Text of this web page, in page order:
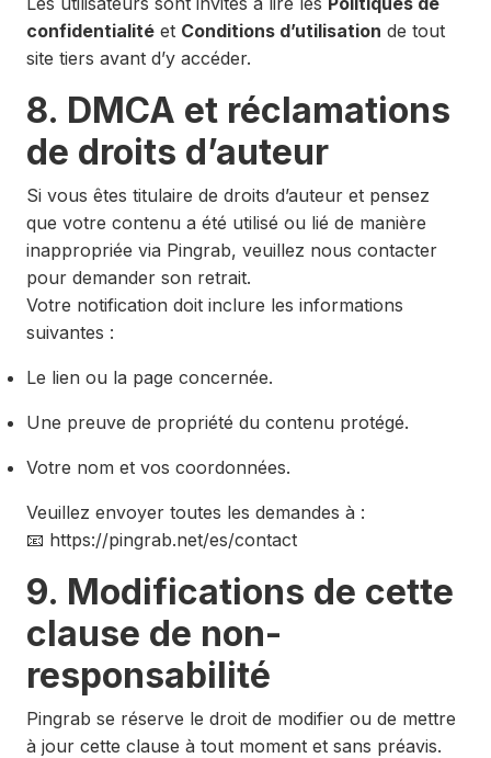
confidentialitéet Conditions d’utilisation de tout
site tiers avant d’y accéder.
8. DMCA et réclamations
de droits d’auteur
Si vous êtes titulaire de droits d’auteur et pensez
que votre contenu a été utilisé ou lié de manière
inappropriée via Pingrab, veuillez nous contacter
pour demander son retrait.
Votre notification doit inclure les informations
suivantes :
Le lien ou la page concernée.
Une preuve de propriété du contenu protégé.
Votre nom et vos coordonnées.
Veuillez envoyer toutes les demandes à :
📧 https://pingrab.net/es/contact
9. Modifications de cette
clause de non-
responsabilité
Pingrab se réserve le droit de modifier ou de mettre
à jour cette clause à tout moment et sans préavis.